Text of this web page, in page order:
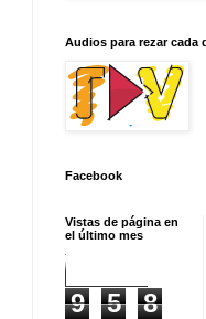
Audios para rezar cada
Facebook
Vistas de página en
el último mes
9 5
8